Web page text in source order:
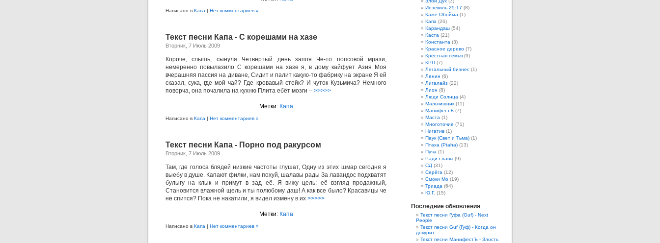
Написано в Капа | Нет комментариев »
Текст песни Капа - С корешами на хазе
Вторник, 7 Июль 2009
Короче, слышь, сынуля Четвёртый день запоя Че-то попсовой мрази,
немеренно повылазило С корешами на хазе я, в дому кайфует Азия Моя
вчерашняя пассия на диване, Сидит и палит какую-то фабрику на экране Я ей
сказал, сука, где мой чай? Где кровавый стейк? И чуток Кузьмича? Немного
поворча, она почалила на кухню Плита ебёт мозги – >>>>>
Метки: Капа
Написано в Капа | Нет комментариев »
Текст песни Капа - Порно под ракурсом
Вторник, 7 Июль 2009
Там, где голоса блядей низкие частоты глушат, Одну из этих шмар сегодня я
выебу в душе. Капают филки, нам похуй, шалавы рады За лавандос подхватят
булыгу на клык и примут в зад её. Я вижу цель: её взгляд продажный,
Становится влажной щель и ты полюбому даш! А как все было? Красавицы че
не спится? Пока не накатили, я видел измену в их >>>>>
Метки: Капа
Написано в Капа | Нет комментариев »
Иезекиль 25:17 (8)
Каже Обойма (1)
Капа (26)
Карандаш (54)
Каста (21)
Константа (3)
Красное дерево (7)
Крёстная семья (9)
КРП (7)
Легальный бизнес (1)
Ленин (6)
Лигалайз (22)
Лион (8)
Люди Солнца (4)
Мальчишник (11)
МанифестЪ (7)
Маста (1)
Многоточие (71)
Нигатив (1)
Паук (Свет и Тьма) (1)
Птаха (Ptaha) (13)
Пуча (1)
Ради славы (9)
СД (31)
Серёга (12)
Смоки Мо (19)
Триада (64)
Ю.Г. (15)
Последние обновления
Текст песни Гуфа (Guf) - Next
People
Текст песни Guf (Гуф) - Когда он
докурит
Текст песни МанифестЪ - Злость